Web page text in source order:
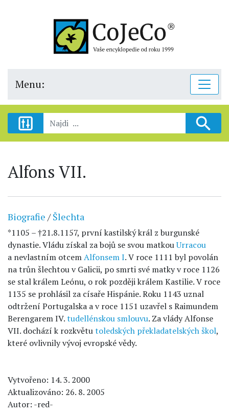
Menu:
Alfons VII.
Biografie /Šlechta
*1105 – †21.8.1157, první kastilský král z burgunské
dynastie. Vládu získal za bojů se svou matkouUrracou
a nevlastním otcemAlfonsem I. V roce 1111 byl povolán
na trůn šlechtou v Galicii, po smrti své matky v roce 1126
se stal králem Leónu, o rok později králem Kastilie. V roce
1135 se prohlásil za císaře Hispánie. Roku 1143 uznal
odtržení Portugalska a v roce 1151 uzavřel s Raimundem
Berengarem IV.tudellénskou smlouvu. Za vlády Alfonse
VII. dochází k rozkvětutoledských překladatelských škol,
které ovlivnily vývoj evropské vědy.
Vytvořeno: 14. 3. 2000
Aktualizováno: 26. 8. 2005
Autor: -red-